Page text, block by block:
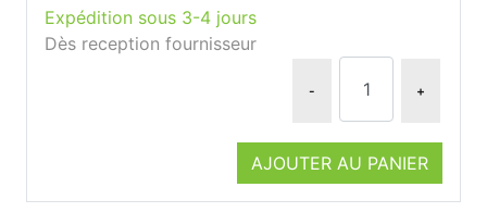
Expédition sous 3-4 jours
Dès reception fournisseur
- +
AJOUTER AU PANIER